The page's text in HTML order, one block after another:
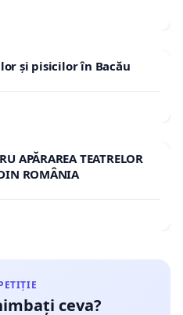
și pisicilor în Bacău
APĂRAREA TEATRELOR
ROMÂNIA
ceva?